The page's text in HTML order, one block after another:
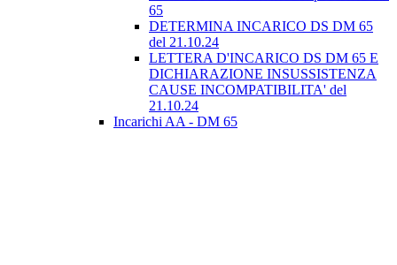
65
DETERMINA INCARICO DS DM 65
del 21.10.24
LETTERA D'INCARICO DS DM 65 E
DICHIARAZIONE INSUSSISTENZA
CAUSE INCOMPATIBILITA' del
21.10.24
Incarichi AA - DM 65